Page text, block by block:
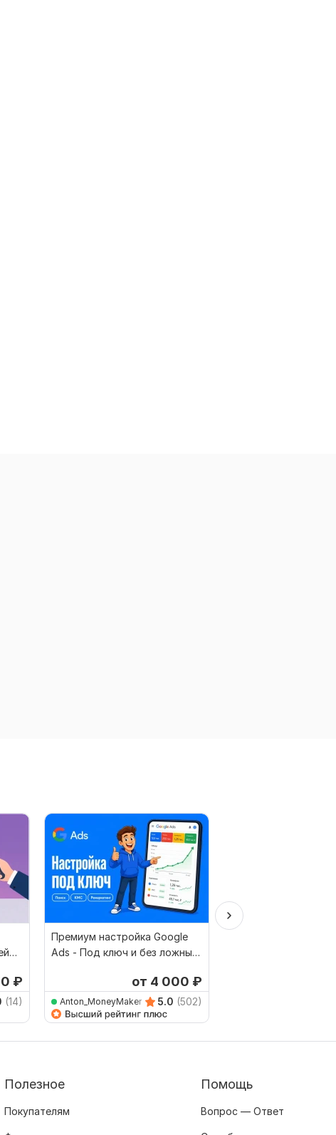
₽
(14)
Премиум настройка Google
Ads - Под ключ и без ложных
от 4 000 ₽
Anton_MoneyMaker 5.0 (502)
Полезное
Покупателям
Помощь
Вопрос — Ответ